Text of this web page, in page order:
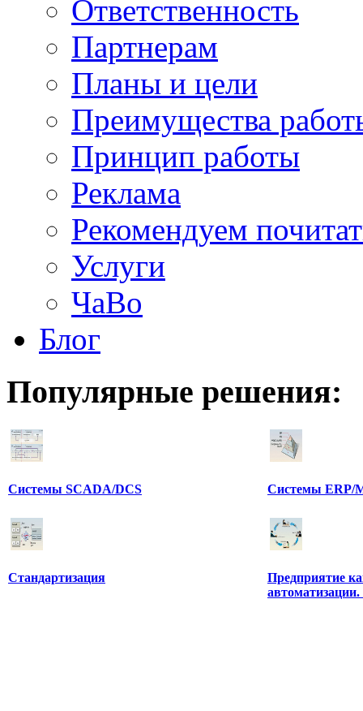
Ответственность
Партнерам
Планы и цели
Преимущества
Принцип работы
Реклама
Рекомендуем
Услуги
ЧаВо
Блог
Популярные решения:
Системы SCADA/DCS Системы ERP/
Стандартизация
Предприятие